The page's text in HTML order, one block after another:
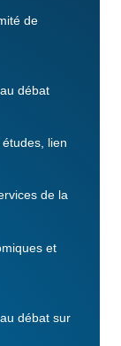
de
débat
lien
de la
et
débat sur